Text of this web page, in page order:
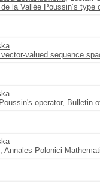
la Vallée Poussin’s type
valued sequence
operator, Bulletin
, Annales Polonici